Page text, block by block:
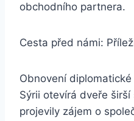
obchodního partnera.
Cesta před námi:
Obnovení
Sýrii otevírá dveře
projevily zájem o